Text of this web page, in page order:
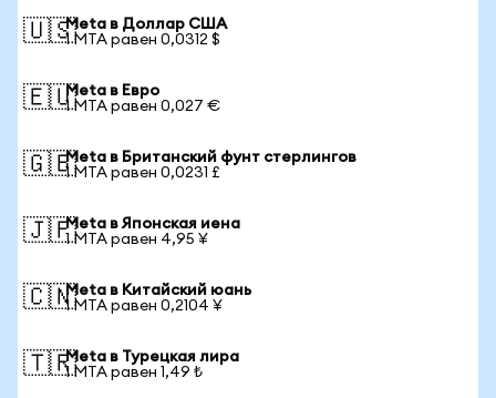
🇺🇸Meta в Доллар США
1 MTA равен 0,0312 $
🇪🇺Meta в Евро
1 MTA равен 0,027 €
🇬🇧Meta в Британский фунт стерлингов
1 MTA равен 0,0231 £
🇯🇵Meta в Японская иена
1 MTA равен 4,95 ¥
🇨🇳Meta в Китайский юань
1 MTA равен 0,2104 ¥
🇹🇷Meta в Турецкая лира
1 MTA равен 1,49 ₺